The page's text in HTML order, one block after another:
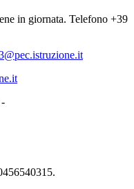
in giornata. Telefono +39